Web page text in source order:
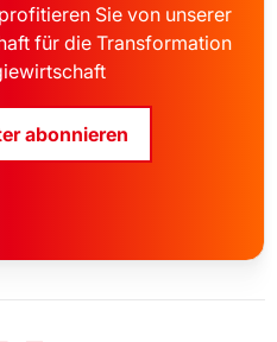
Sie von unserer
für die Transformation
abonnieren